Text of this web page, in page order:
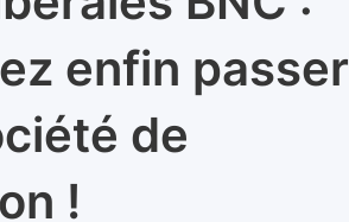
enfin passer
de
!